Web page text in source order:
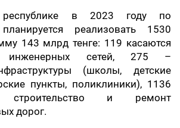
в 2023 году по
реализовать 1530
143 млрд тенге: 119 касаются
инженерных сетей, 275 –
(школы, детские
пункты, поликлиники), 1136
строительство и ремонт
дорог.